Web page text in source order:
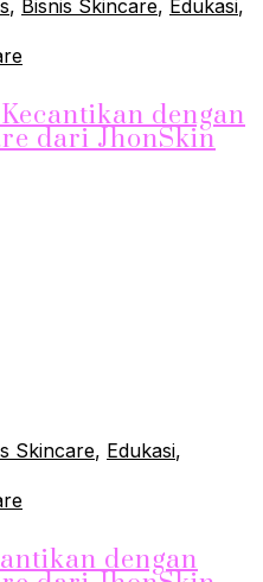
, Bisnis Skincare, Edukasi,
dengan
dari JhonSkin
Skincare, Edukasi,
dengan